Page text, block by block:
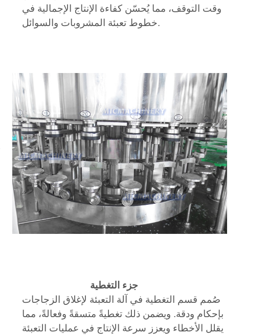
وقت التوقف، مما يُحسّن كفاءة الإنتاج الإجمالية في
خطوط تعبئة المشروبات والسوائل.
جزء التغطية
صُمم قسم التغطية في آلة التعبئة لإغلاق الزجاجات
بإحكام ودقة. ويضمن ذلك تغطيةً متسقةً وفعالةً، مما
يقلل الأخطاء ويعزز سرعة الإنتاج في عمليات التعبئة